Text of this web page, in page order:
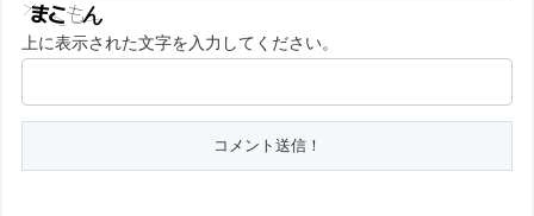
上に表示された文字を入力してください。